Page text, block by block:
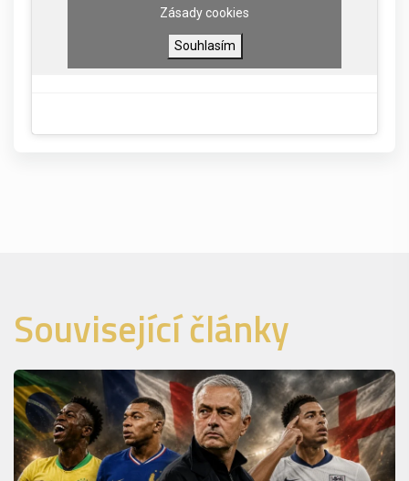
Zásady cookies
Souhlasím
Související články